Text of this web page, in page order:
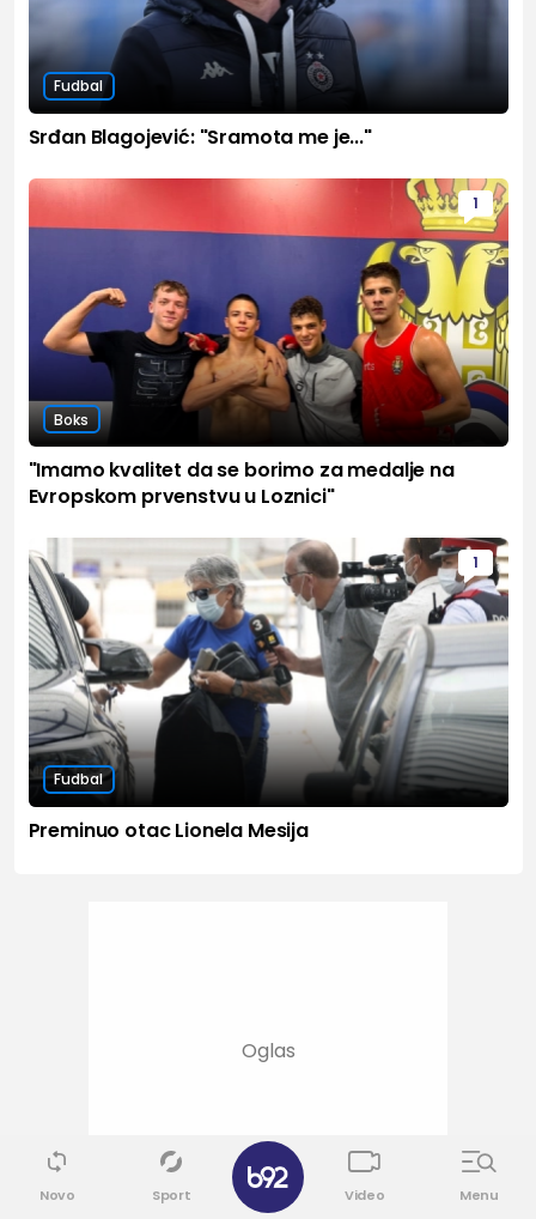
Fudbal
Srđan Blagojević: "Sramota me je..."
1
Boks
"Imamo kvalitet da se borimo za medalje na
Evropskom prvenstvu u Loznici"
1
Fudbal
Preminuo otac Lionela Mesija
Novo Sport Video Menu